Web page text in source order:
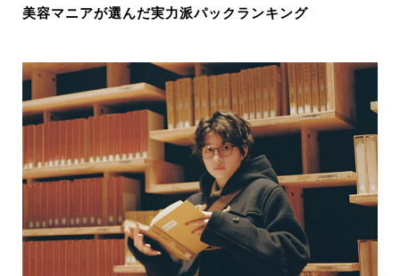
美容マニアが選んだ実力派パックランキング